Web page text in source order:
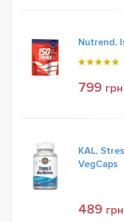
Nutrend,
799 грн
KAL,
VegCaps
489 грн